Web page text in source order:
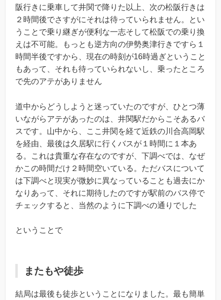
阪行きに乗車して井関で降りた以上、次の松阪行きは
２時間後でさすがにそれは待っていられません。とい
うことで乗り継ぎが便利な一志そして松阪での乗り換
えは不可能。もっとも逆方向の伊勢奥津行きですら１
時間半後ですから、現在の時刻が16時過ぎということ
もあって、それも待っていられないし、乗ったところ
で先のアテがありません
道中からどうしようと迷っていたのですが、ひとつ薄
いながらアテがあったのは、井関駅だからこそあるバ
スです。山中から、ここ井関を経て近鉄の川合高岡駅
を経由、最後は久居駅に行くバスが１時間に１本あ
る。これは貴重な存在なのですが、下調べでは、なぜ
かこの時間だけ２時間空いている。ただバスについて
は下調べと現実が微妙に異なっていることも過去にか
なりあって、それに期待したのですが駅前のバス停で
チェックすると、当然のように下調べの通りでした
ということで
またもや徒歩
結局は最後も徒歩ということになりました。最も簡単